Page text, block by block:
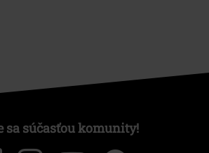
sa súčasťou komunity!